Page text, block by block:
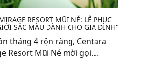
MIRAGE RESORT MŨI NÉ: LỄ PHỤC
SẮC MÀU DÀNH CHO GIA ĐÌNH"
tháng 4 rộn ràng, Centara